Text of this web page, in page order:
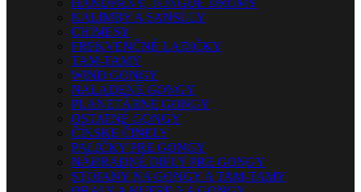
HANDPANY, TONGUE DRUMY
KALIMBY A SANSULY
CHIMESY
FREKVENČNÉ LADIČKY
TAM-TAMY
WIND GONGY
NALADENÉ GONGY
PLANETÁRNE GONGY
OSTATNÉ GONGY
ČÍNSKE ČINELY
PALIČKY PRE GONGY
NÁHRADNÉ DIELY PRE GONGY
STOJANY NA GONGY A TAM-TAMY